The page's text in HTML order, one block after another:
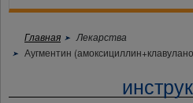
Главная
Лекарства
Аугментин